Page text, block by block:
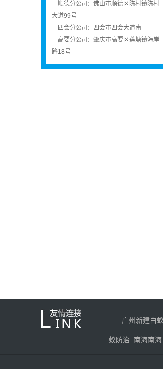
顺德分公司：佛山市顺德区陈村镇陈村
大道99号
四会分公司：四会市四会大道南
高要分公司：肇庆市高要区莲塘镇海岸
路18号
广州新建白
蚁防治
南海南